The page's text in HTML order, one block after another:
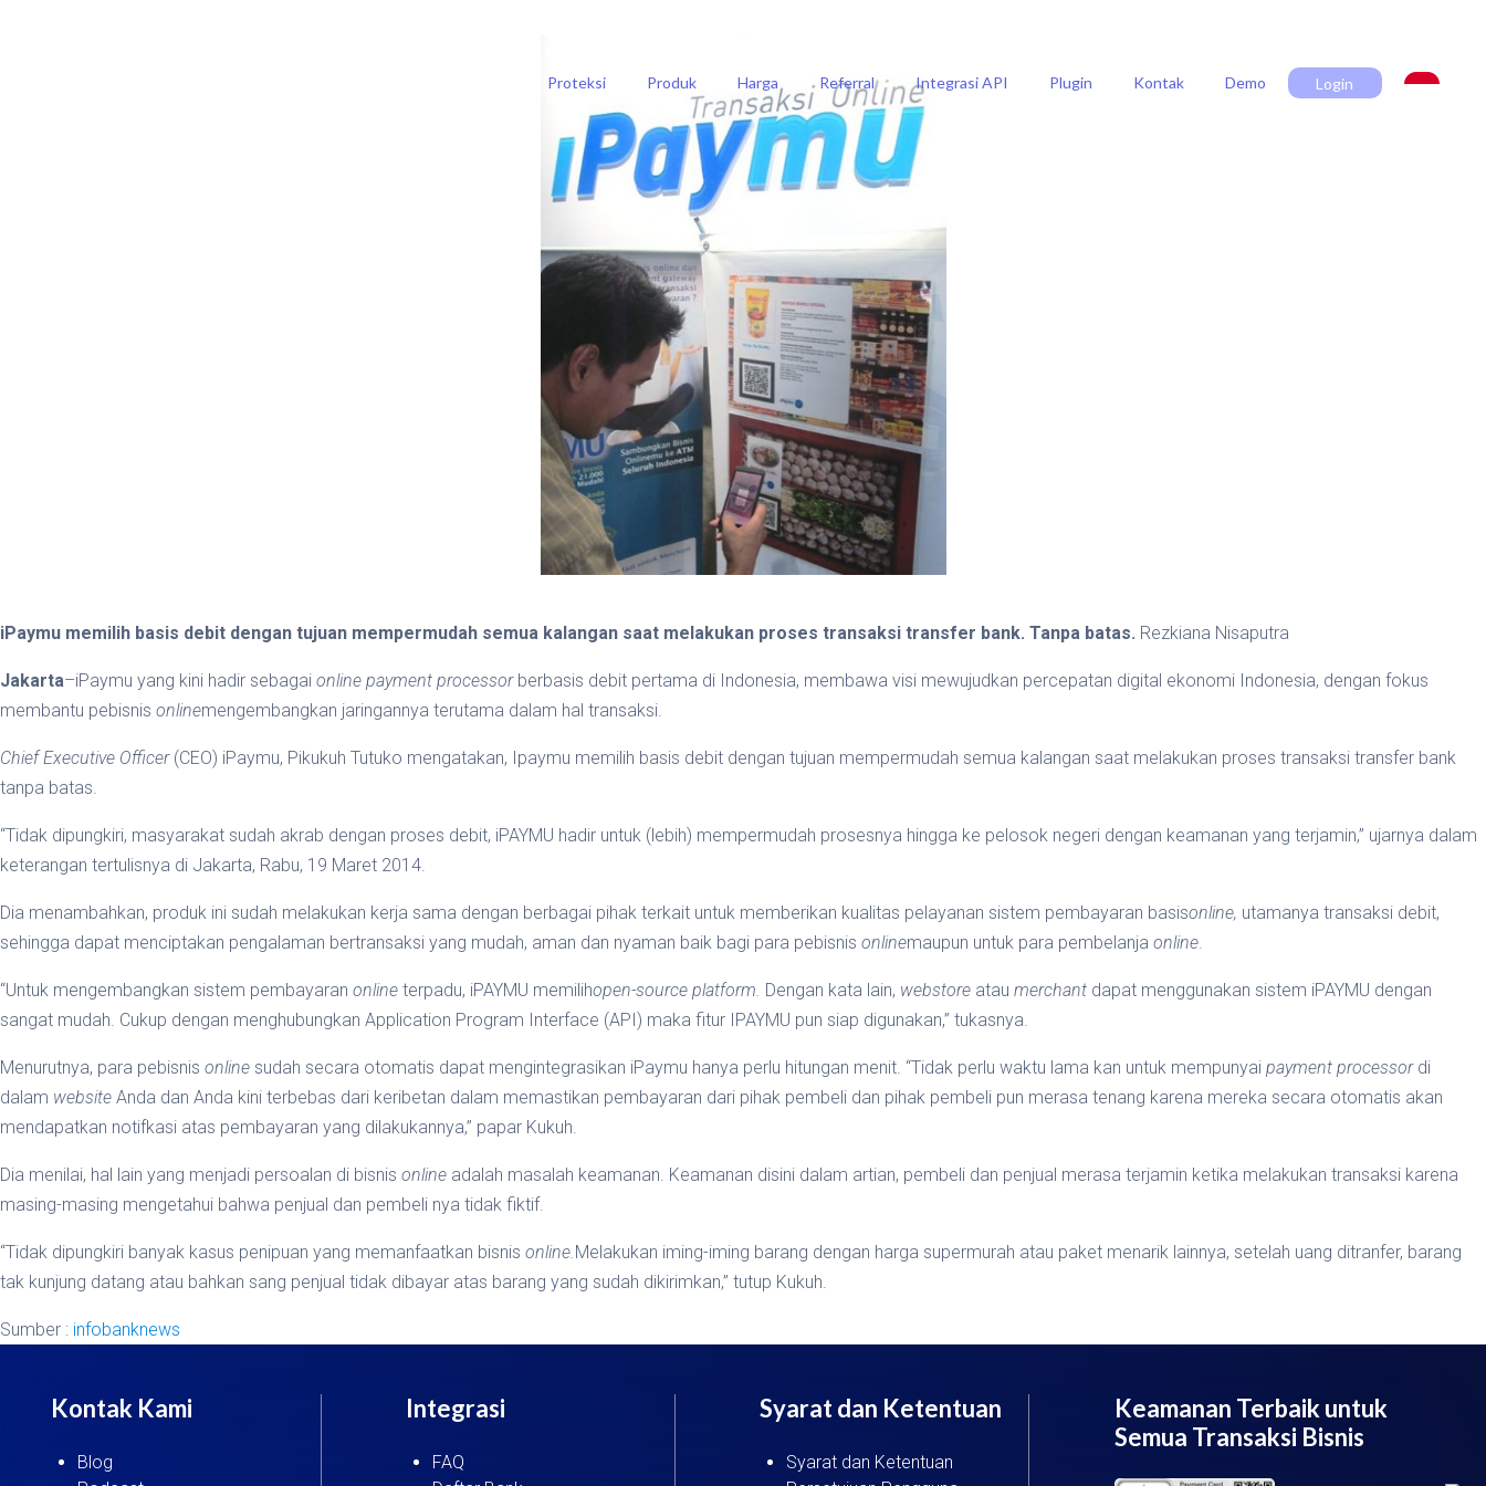
Proteksi Produk Harga Referral Integrasi API Plugin Kontak Demo Login
iPaymu memilih basis debit dengan tujuan mempermudah semua kalangan saat melakukan proses transaksi transfer bank. Tanpa batas. Rezkiana Nisaputra
Jakarta–iPaymu yang kini hadir sebagai online payment processorberbasis debit pertama di Indonesia, membawa visi mewujudkan percepatan digital ekonomi Indonesia, dengan fokus
membantu pebisnis onlinemengembangkan jaringannya terutama dalam hal transaksi.
Chief Executive Officer(CEO) iPaymu, Pikukuh Tutuko mengatakan, Ipaymu memilih basis debit dengan tujuan mempermudah semua kalangan saat melakukan proses transaksi transfer bank
tanpa batas.
“Tidak dipungkiri, masyarakat sudah akrab dengan proses debit, iPAYMU hadir untuk (lebih) mempermudah prosesnya hingga ke pelosok negeri dengan keamanan yang terjamin,” ujarnya dalam
keterangan tertulisnya di Jakarta, Rabu, 19 Maret 2014.
Dia menambahkan, produk ini sudah melakukan kerja sama dengan berbagai pihak terkait untuk memberikan kualitas pelayanan sistem pembayaran basisonline, utamanya transaksi debit,
sehingga dapat menciptakan pengalaman bertransaksi yang mudah, aman dan nyaman baik bagi para pebisnis onlinemaupun untuk para pembelanja online.
“Untuk mengembangkan sistem pembayaran online terpadu, iPAYMU memilihopen-source platform. Dengan kata lain, webstore atau merchant dapat menggunakan sistem iPAYMU dengan
sangat mudah. Cukup dengan menghubungkan Application Program Interface (API) maka fitur IPAYMU pun siap digunakan,” tukasnya.
Menurutnya, para pebisnis online sudah secara otomatis dapat mengintegrasikan iPaymu hanya perlu hitungan menit. “Tidak perlu waktu lama kan untuk mempunyai payment processordi
dalam website Anda dan Anda kini terbebas dari keribetan dalam memastikan pembayaran dari pihak pembeli dan pihak pembeli pun merasa tenang karena mereka secara otomatis akan
mendapatkan notifkasi atas pembayaran yang dilakukannya,” papar Kukuh.
Dia menilai, hal lain yang menjadi persoalan di bisnis online adalah masalah keamanan. Keamanan disini dalam artian, pembeli dan penjual merasa terjamin ketika melakukan transaksi karena
masing-masing mengetahui bahwa penjual dan pembeli nya tidak fiktif.
“Tidak dipungkiri banyak kasus penipuan yang memanfaatkan bisnis online.Melakukan iming-iming barang dengan harga supermurah atau paket menarik lainnya, setelah uang ditranfer, barang
tak kunjung datang atau bahkan sang penjual tidak dibayar atas barang yang sudah dikirimkan,” tutup Kukuh.
Sumber : infobanknews
Kontak Kami
Blog
Integrasi
FAQ
Syarat dan Ketentuan
Syarat dan Ketentuan
Keamanan Terbaik untuk
Semua Transaksi Bisnis